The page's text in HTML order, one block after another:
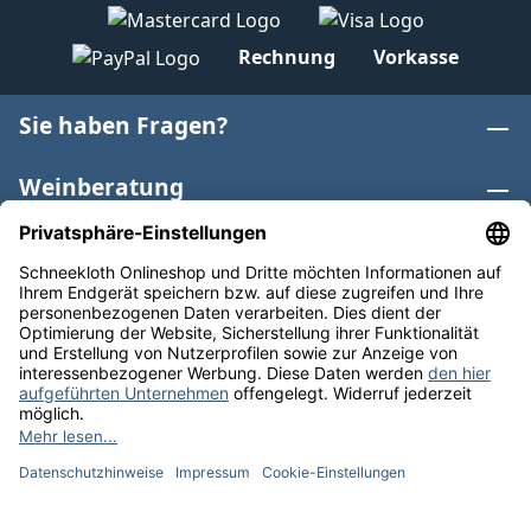
Rechnung Vorkasse
Sie haben Fragen?
Weinberatung
Informationen
Weinkategorien
Internationaler Wein
* Alle Preise inkl. gesetzl. Mehrwertsteuer zzgl.
anders angegeben. Bioprodukte im Bio-Kontrollverfahren